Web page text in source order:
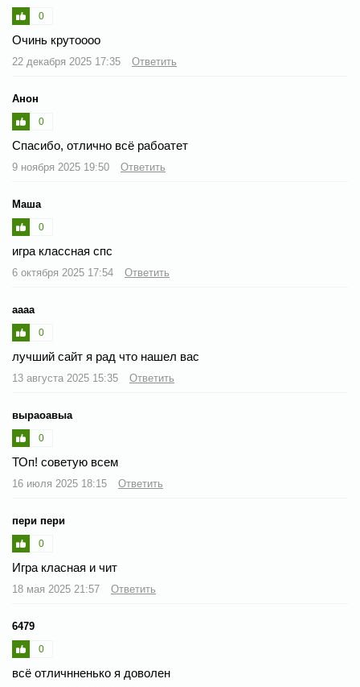
0
Очинь крутоооо
22 декабря 2025 17:35 Ответить
Анон
0
Спасибо, отлично всё рабоатет
9 ноября 2025 19:50 Ответить
Маша
0
игра классная спс
6 октября 2025 17:54 Ответить
аааа
0
лучший сайт я рад что нашел вас
13 августа 2025 15:35 Ответить
выраоавыа
0
ТОп! советую всем
16 июля 2025 18:15 Ответить
пери пери
0
Игра класная и чит
18 мая 2025 21:57 Ответить
6479
0
всё отличнненько я доволен